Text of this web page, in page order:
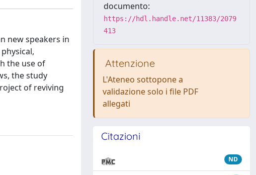
new speakers in
the use of
the study
of reviving
documento:
https://hdl.handle.net/11383/2079
413
Attenzione
L'Ateneo sottopone a
validazione solo i file PDF
allegati
Citazioni
ND